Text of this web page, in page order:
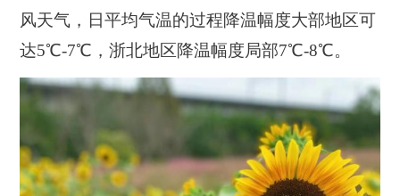
风天气，日平均气温的过程降温幅度大部地区可
达5℃-7℃，浙北地区降温幅度局部7℃-8℃。